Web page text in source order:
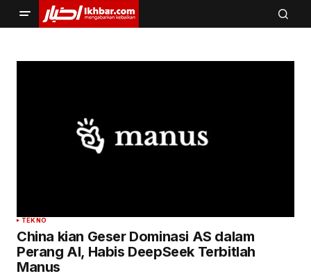
TEKNO
China kian Geser Dominasi AS dalam
Perang AI, Habis DeepSeek Terbitlah
Manus